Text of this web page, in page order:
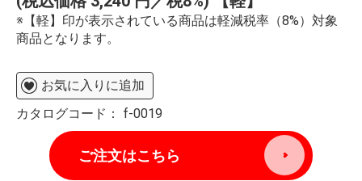
※【軽】印が表示されている商品は軽減税率（8%）対象
商品となります。
お気に入りに追加
カタログコード： f-0019
ご注文はこちら